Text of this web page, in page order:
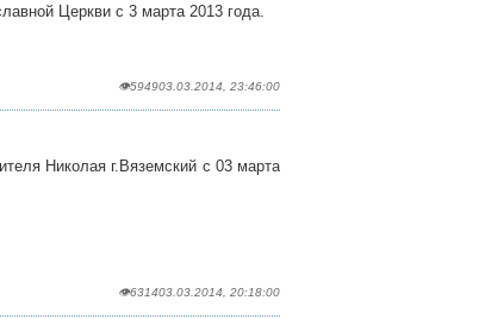
Церкви с 3 марта 2013 года.
👁594903.03.2014, 23:46:00
Николая г.Вяземский с 03 марта
👁631403.03.2014, 20:18:00